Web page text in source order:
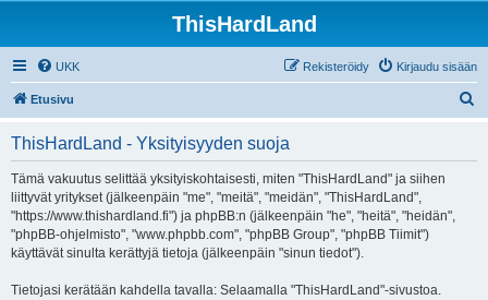
ThisHardLand
UKK Kirjaudu sisään
Rekisteröidy
Etusivu
ThisHardLand - Yksityisyyden suoja
Tämä vakuutus selittää yksityiskohtaisesti, miten "ThisHardLand" ja siihen
liittyvät yritykset (jälkeenpäin "me", "meitä", "meidän", "ThisHardLand",
"https://www.thishardland.fi") ja phpBB:n (jälkeenpäin "he", "heitä", "heidän",
"phpBB-ohjelmisto", "www.phpbb.com", "phpBB Group", "phpBB Tiimit")
käyttävät sinulta kerättyjä tietoja (jälkeenpäin "sinun tiedot").
Tietojasi kerätään kahdella tavalla: Selaamalla "ThisHardLand"-sivustoa.